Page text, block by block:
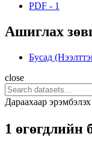
PDF - 1
Ашиглах
Бусад
close
Дараахаар эрэмбэлэх
1 өгөгдлийн